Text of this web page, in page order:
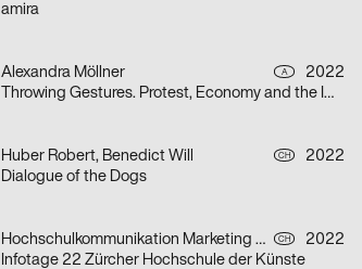
amira
Alexandra Möllner A
2022
Throwing Gestures. Protest, Economy and the Imperceptible
Huber Robert, Benedict Will CH
2022
Dialogue of the Dogs
Hochschulkommunikation Marketing ZHdK CH
2022
Infotage 22 Zürcher Hochschule der Künste